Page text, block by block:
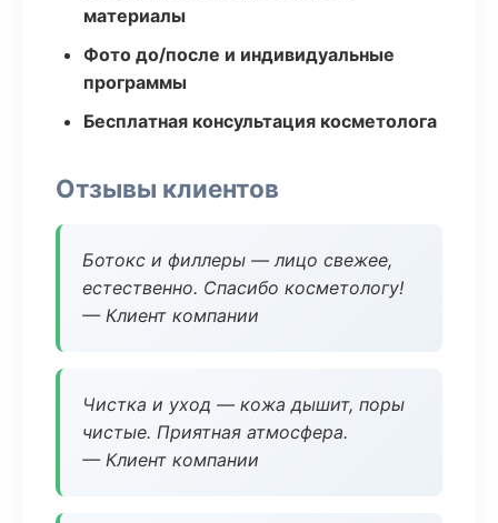
материалы
Фото до/после и индивидуальные
программы
Бесплатная консультация косметолога
Отзывы клиентов
Ботокс и филлеры — лицо свежее,
естественно. Спасибо косметологу!
— Клиент компании
Чистка и уход — кожа дышит, поры
чистые. Приятная атмосфера.
— Клиент компании